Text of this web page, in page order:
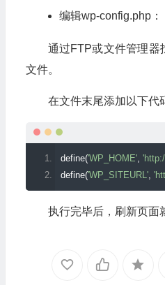
编辑wp-config.php：
通过FTP或文件管理器
文件。
在文件末尾添加以下代
define('WP_HOME',
define('WP_SITEURL',
执行完毕后，刷新页面